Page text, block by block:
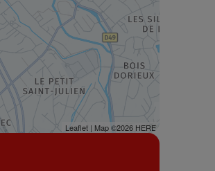
Leaflet| Map ©2026 HERE